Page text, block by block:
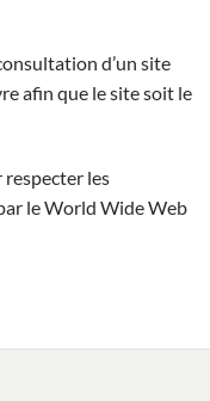
d’un site
afin que le site soit le
les
le World Wide Web